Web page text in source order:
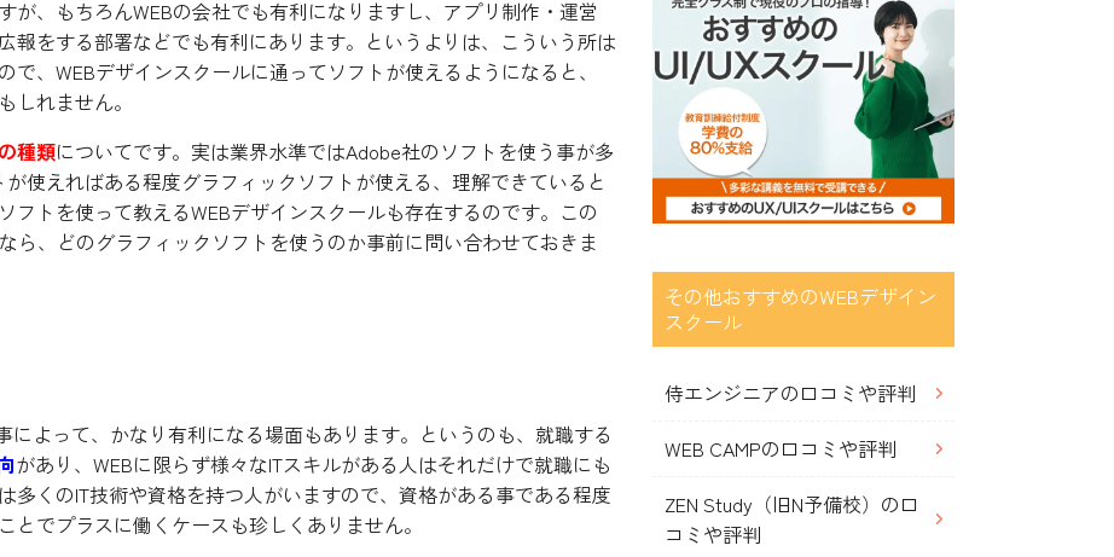
が、もちろんWEBの会社でも有利になりますし、アプリ制作・運営
報をする部署などでも有利にあります。というよりは、こういう所は
、WEBデザインスクールに通ってソフトが使えるようになると、
しれません。
種類についてです。実は業界水準ではAdobe社のソフトを使う事が多
が使えればある程度グラフィックソフトが使える、理解できていると
フトを使って教えるWEBデザインスクールも存在するのです。この
ら、どのグラフィックソフトを使うのか事前に問い合わせておきま
によって、かなり有利になる場面もあります。というのも、就職する
があり、WEBに限らず様々なITスキルがある人はそれだけで就職にも
多くのIT技術や資格を持つ人がいますので、資格がある事である程度
でプラスに働くケースも珍しくありません。
その他おすすめのWEBデザイン
スクール
侍エンジニアの口コミや評判
WEB CAMPの口コミや評判
ZEN Study（旧N予備校）の口
コミや評判